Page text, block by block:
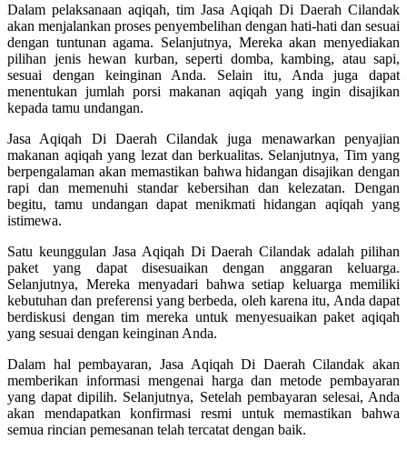
Dalam pelaksanaan aqiqah, tim Jasa Aqiqah Di Daerah Cilandak
akan menjalankan proses penyembelihan dengan hati-hati dan sesuai
dengan tuntunan agama. Selanjutnya, Mereka akan menyediakan
pilihan jenis hewan kurban, seperti domba, kambing, atau sapi,
sesuai dengan keinginan Anda. Selain itu, Anda juga dapat
menentukan jumlah porsi makanan aqiqah yang ingin disajikan
kepada tamu undangan.
Jasa Aqiqah Di Daerah Cilandak juga menawarkan penyajian
makanan aqiqah yang lezat dan berkualitas. Selanjutnya, Tim yang
berpengalaman akan memastikan bahwa hidangan disajikan dengan
rapi dan memenuhi standar kebersihan dan kelezatan. Dengan
begitu, tamu undangan dapat menikmati hidangan aqiqah yang
istimewa.
Satu keunggulan Jasa Aqiqah Di Daerah Cilandak adalah pilihan
paket yang dapat disesuaikan dengan anggaran keluarga.
Selanjutnya, Mereka menyadari bahwa setiap keluarga memiliki
kebutuhan dan preferensi yang berbeda, oleh karena itu, Anda dapat
berdiskusi dengan tim mereka untuk menyesuaikan paket aqiqah
yang sesuai dengan keinginan Anda.
Dalam hal pembayaran, Jasa Aqiqah Di Daerah Cilandak akan
memberikan informasi mengenai harga dan metode pembayaran
yang dapat dipilih. Selanjutnya, Setelah pembayaran selesai, Anda
akan mendapatkan konfirmasi resmi untuk memastikan bahwa
semua rincian pemesanan telah tercatat dengan baik.